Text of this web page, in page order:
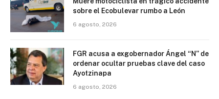
sobre el Ecobulevar rumbo a León
6 agosto, 2026
FGR acusa a exgobernador Ángel “N” de
ordenar ocultar pruebas clave del caso
Ayotzinapa
6 agosto, 2026